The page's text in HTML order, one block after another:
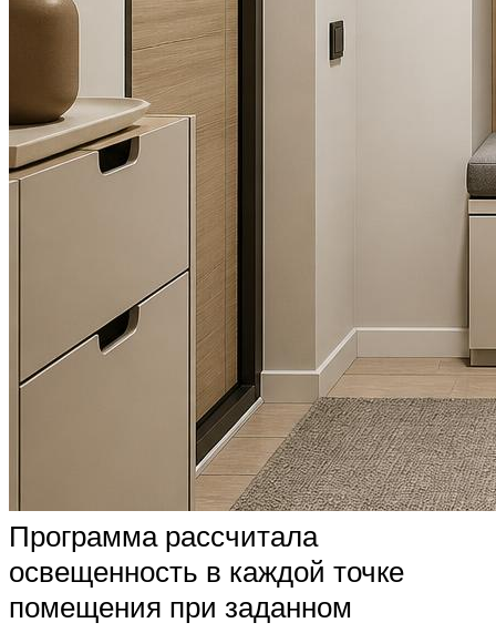
Программа рассчитала
освещенность в каждой точке
помещения при заданном